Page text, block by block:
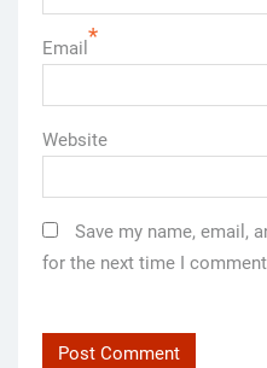
Email *
Website
Save my name, email,
for the next time I